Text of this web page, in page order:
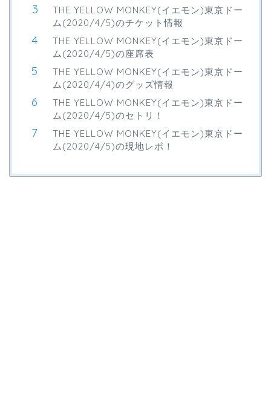
THE YELLOW MONKEY(イエモン)東京ドー
ム(2020/4/5)のチケット情報
THE YELLOW MONKEY(イエモン)東京ドー
ム(2020/4/5)の座席表
THE YELLOW MONKEY(イエモン)東京ドー
ム(2020/4/4)のグッズ情報
THE YELLOW MONKEY(イエモン)東京ドー
ム(2020/4/5)のセトリ！
THE YELLOW MONKEY(イエモン)東京ドー
ム(2020/4/5)の現地レポ！